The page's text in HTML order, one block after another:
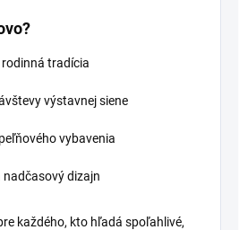
tradícia
výstavnej siene
vybavenia
dizajn
každého, kto hľadá spoľahlivé,